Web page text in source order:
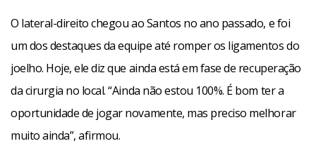
O lateral-direito chegou ao Santos no ano passado, e foi
um dos destaques da equipe até romper os ligamentos do
joelho. Hoje, ele diz que ainda está em fase de recuperação
da cirurgia no local. “Ainda não estou 100%. É bom ter a
oportunidade de jogar novamente, mas preciso melhorar
muito ainda”, afirmou.